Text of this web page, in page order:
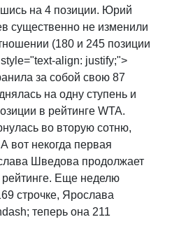
на 4 позиции. Юрий
существенно не изменили
(180 и 245 позиции
align: justify;">
за собой свою 87
на одну ступень и
в рейтинге WTA.
во вторую сотню,
вот некогда первая
Шведова продолжает
Еще неделю
строчке, Ярослава
теперь она 211